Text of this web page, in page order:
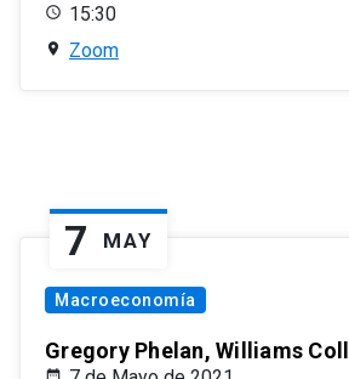
15:30
Zoom
7 MAY
Macroeconomía
Gregory Phelan, Williams